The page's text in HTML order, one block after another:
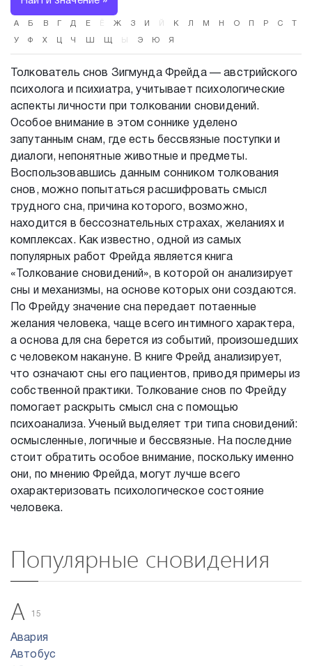
А Б В Д Е Ё Ж З И Й К Л М Н О Р С
У Ф Х Ц Ч Ш Щ Ы Э Ю Я
Толкователь снов Зигмунда Фрейда — австрийского
психолога и психиатра, учитывает психологические
аспекты личности при толковании сновидений.
Особое внимание в этом соннике уделено
запутанным снам, где есть бессвязные поступки и
диалоги, непонятные животные и предметы.
Воспользовавшись данным сонником толкования
снов, можно попытаться расшифровать смысл
трудного сна, причина которого, возможно,
находится в бессознательных страхах, желаниях и
комплексах. Как известно, одной из самых
популярных работ Фрейда является книга
«Толкование сновидений», в которой он анализирует
сны и механизмы, на основе которых они создаются.
По Фрейду значение сна передает потаенные
желания человека, чаще всего интимного характера,
а основа для сна берется из событий, произошедших
с человеком накануне. В книге Фрейд анализирует,
что означают сны его пациентов, приводя примеры из
собственной практики. Толкование снов по Фрейду
помогает раскрыть смысл сна с помощью
психоанализа. Ученый выделяет три типа сновидений:
осмысленные, логичные и бессвязные. На последние
стоит обратить особое внимание, поскольку именно
они, по мнению Фрейда, могут лучше всего
охарактеризовать психологическое состояние
человека.
Популярные сновидения
А
15
Авария
Автобус